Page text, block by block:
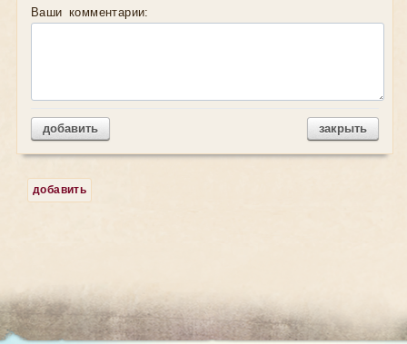
Ваши комментарии:
добавить закрыть
добавить